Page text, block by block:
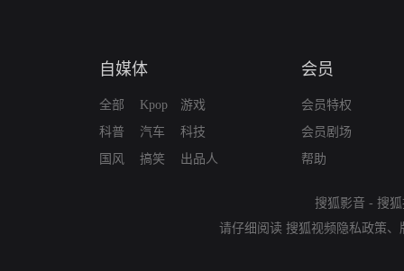
自媒体
全部
科普
国风
Kpop
汽车
搞笑
游戏
科技
出品人
会员
会员特权
会员剧场
帮助
搜狐影音 - 搜
请仔细阅读 搜狐视频隐私政策、